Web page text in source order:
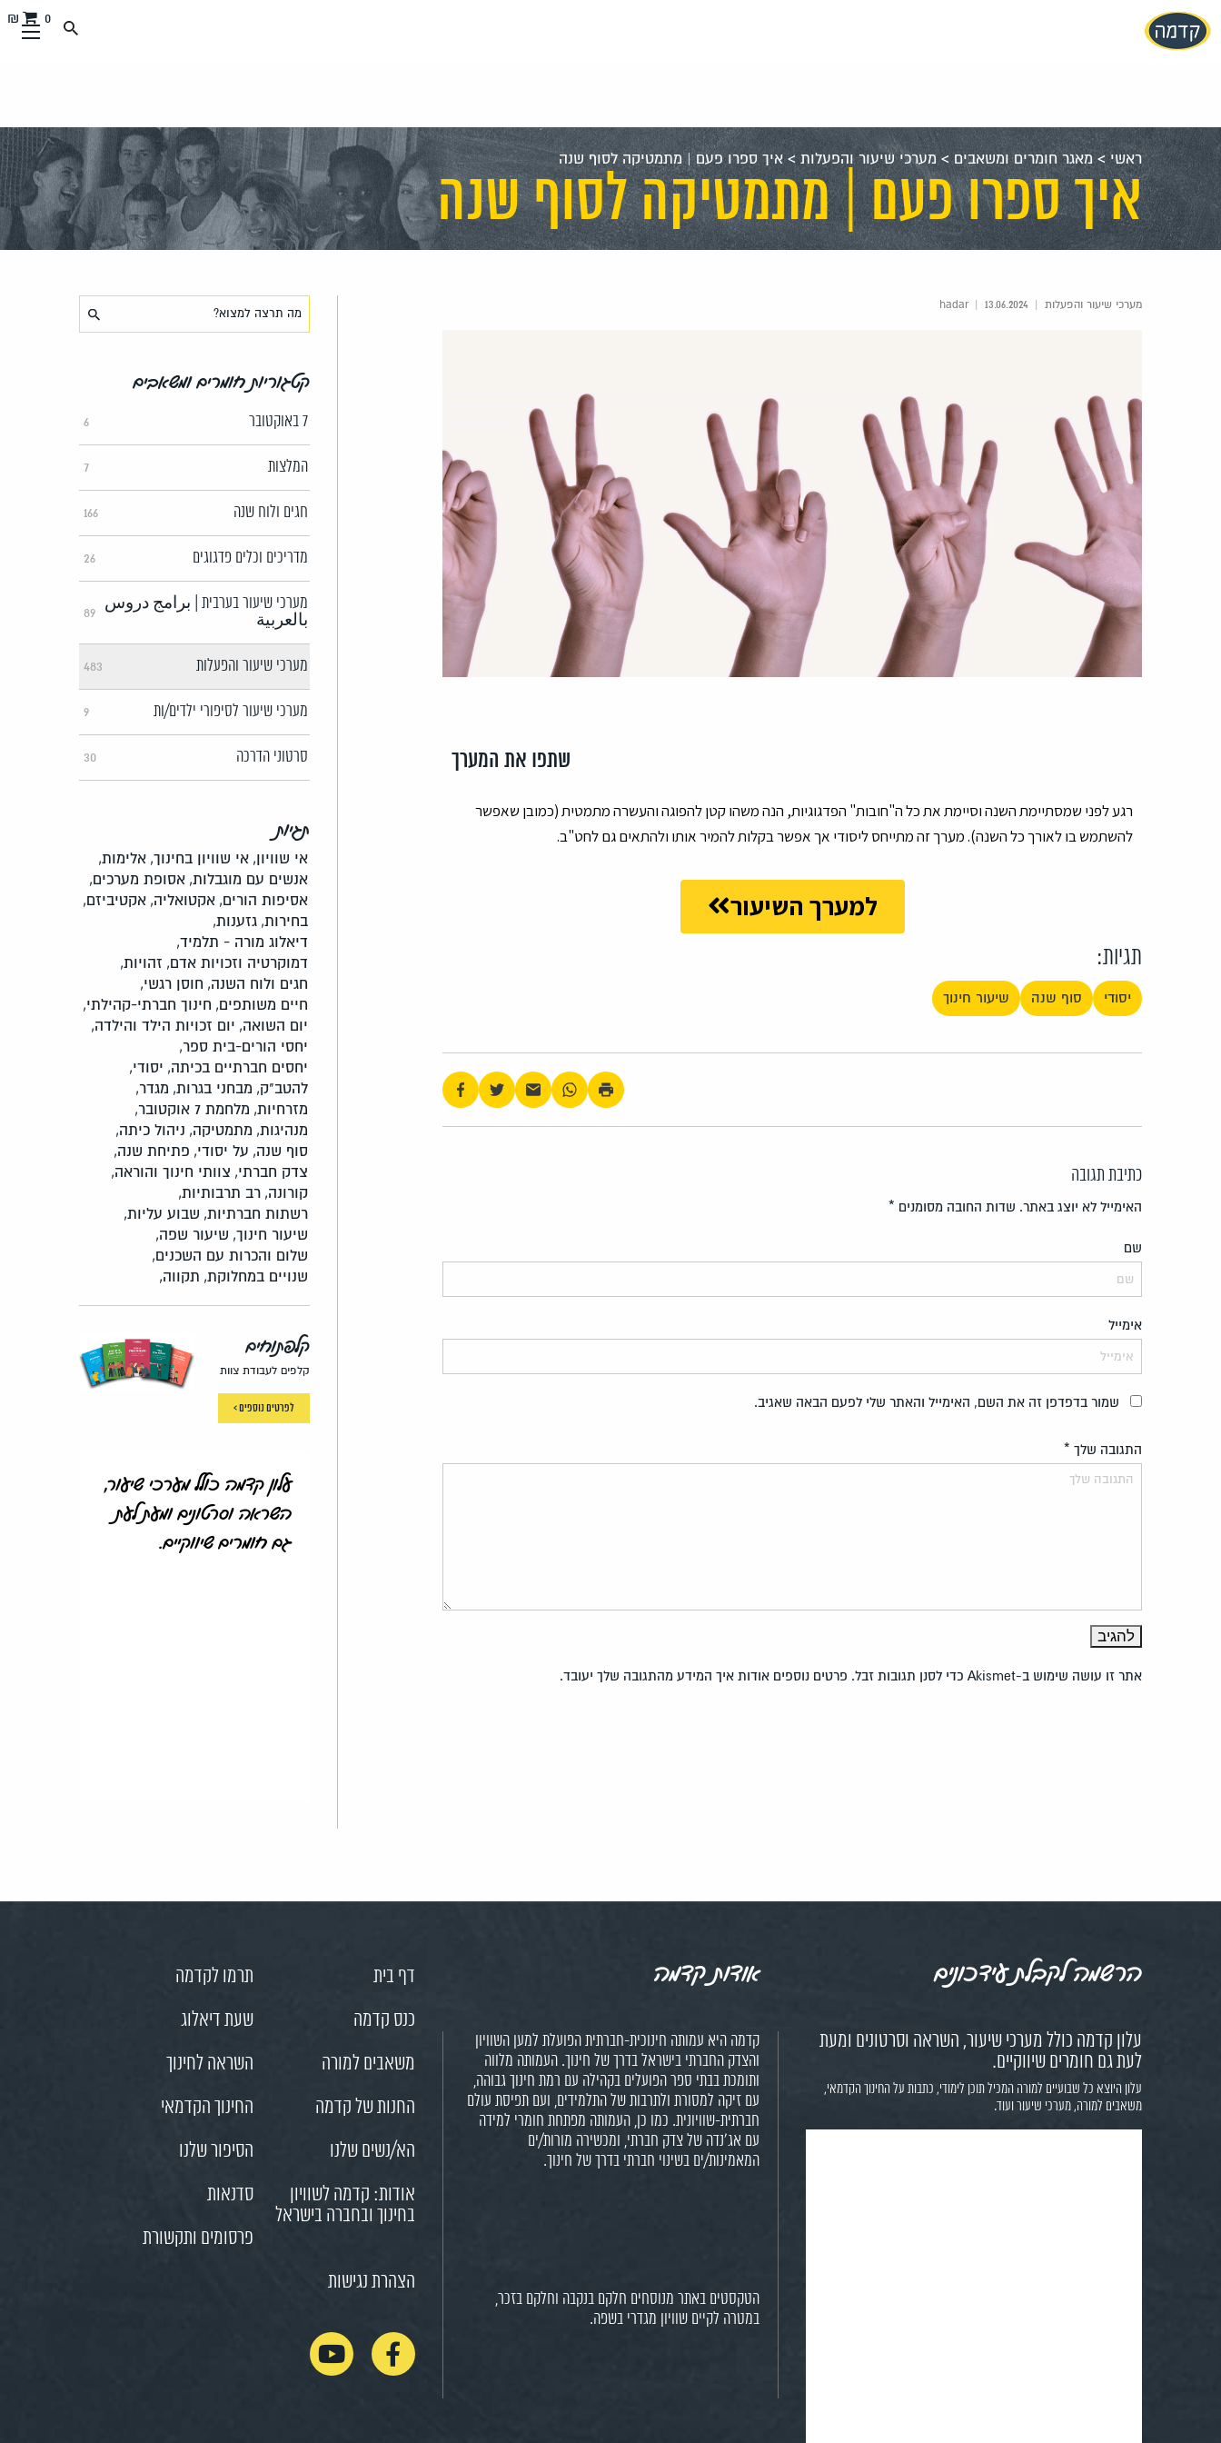
עבור
אל
0 ₪
ראשי>מאגר חומרים ומשאבים> מערכי שיעור והפעלות > איך ספרו פעם | מתמטיקה לסוף שנה
איך ספרו פעם | מתמטיקה לסוף שנה
מערכי שיעור והפעלות |
| 13.06.2024
שתפו את המערך
רגע לפני שמסתיימת השנה וסיימת את כל ה"חובות" הפדגוגיות, הנה משהו קטן להפוגה והעשרה מתמטית (כמובן שאפשר
להשתמש בו לאורך כל השנה). מערך זה מתייחס ליסודי אך אפשר בקלות להמיר אותו ולהתאים גם לחט"ב.
למערך השיעור
תגיות:
יסודי סוף שנה שיעור חינוך
כתיבת תגובה
האימייל לא יוצג באתר. שדות החובה מסומנים *
שם
אימייל
שמור בדפדפן זה את השם, האימייל והאתר שלי לפעם הבאה שאגיב.
התגובה שלך *
אתר זו עושה שימוש ב-Akismet כדי לסנן תגובות זבל. פרטים נוספים אודות איך המידע מהתגובה שלך יעובד.
קטגוריות חומרים ומשאבים
7 באוקטובר 6
המלצות 7
חגים ולוח שנה 166
מדריכים וכלים פדגוגים 26
מערכי שיעור בערבית | برامج دروس
بالعربية
89
מערכי שיעור והפעלות 483
מערכי שיעור לסיפורי ילדים/ות 9
סרטוני הדרכה 30
תגיות
אי שוויון, אי שוויון בחינוך, אלימות,
אנשים עם מוגבלות, אסופת מערכים,
אסיפות הורים, אקטואליה, אקטיביזם,
בחירות, גזענות,
דיאלוג מורה - תלמיד,
דמוקרטיה וזכויות אדם, זהויות,
חגים ולוח השנה, חוסן רגשי,
חיים משותפים, חינוך חברתי-קהילתי,
יום השואה, יום זכויות הילד והילדה,
יחסי הורים-בית ספר,
יחסים חברתיים בכיתה, יסודי,
להטב"ק, מבחני בגרות, מגדר,
מזרחיות, מלחמת 7 אוקטובר,
מנהיגות, מתמטיקה, ניהול כיתה,
סוף שנה, על יסודי, פתיחת שנה,
צדק חברתי, צוותי חינוך והוראה,
קורונה, רב תרבותיות,
רשתות חברתיות, שבוע עליות,
שיעור חינוך, שיעור שפה,
שלום והכרות עם השכנים,
שנויים במחלוקת, תקווה,
קלפתוחים
קלפים לעבודת צוות
לפרטים נוספים >
עלון קדמה כולל מערכי שיעור,
השראה וסרטונים ומעת לעת
גם חומרים שיווקיים.
הרשמה לקבלת עידכונים
עלון קדמה כולל מערכי שיעור, השראה וסרטונים ומעת
לעת גם חומרים שיווקיים.
עלון היוצא כל שבועיים למורה המכיל תוכן לימודי, כתבות על החינוך הקדמאי,
משאבים למורה, מערכי שיעור ועוד.
אודות קדמה
קדמה היא עמותה חינוכית-חברתית הפועלת למען השוויון
והצדק החברתי בישראל בדרך של חינוך. העמותה מלווה
ותומכת בבתי ספר הפועלים בקהילה עם רמת חינוך גבוהה,
עם זיקה למסורת ולתרבות של התלמידים, ועם תפיסת עולם
חברתית-שוויונית. כמו כן, העמותה מפתחת חומרי למידה
עם אג'נדה של צדק חברתי, ומכשירה מורות/ים
המאמינות/ים בשינוי חברתי בדרך של חינוך.
הטקסטים באתר מנוסחים חלקם בנקבה וחלקם בזכר,
במטרה לקיים שוויון מגדרי בשפה.
דף בית
תרמו לקדמה
כנס קדמה
שעת דיאלוג
משאבים למורה
השראה לחינוך
החנות של קדמה
החינוך הקדמאי
הא/נשים שלנו
הסיפור שלנו
אודות: קדמה לשוויון
בחינוך ובחברה בישראל
סדנאות
פרסומים ותקשורת
הצהרת נגישות